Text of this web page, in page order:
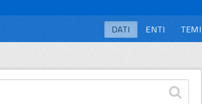
DATI ENTI TEMI